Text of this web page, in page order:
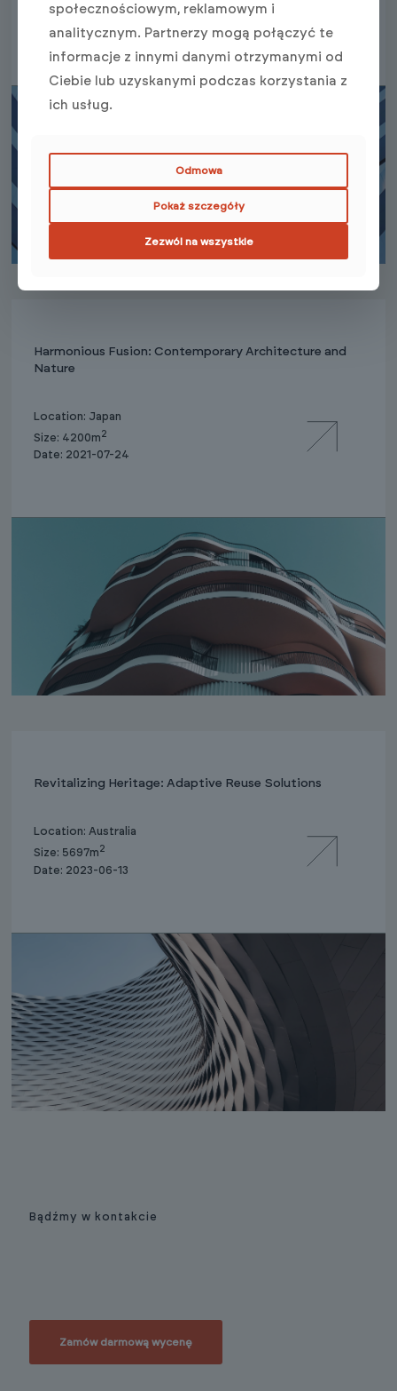
Size: 3100m
Harmonious Fusion: Contemporary Architecture and
Nature
Location: Japan
Size: 4200m2
Date: 2021-07-24
Revitalizing Heritage: Adaptive Reuse Solutions
Location: Australia
Size: 5697m2
Date: 2023-06-13
Bądźmy w kontakcie
Zamów darmową wycenę
społecznościowym, reklamowym i
analitycznym. Partnerzy mogą połączyć te
informacje z innymi danymi otrzymanymi od
Ciebie lub uzyskanymi podczas korzystania z
ich usług.
Odmowa
Pokaż szczegóły
Zezwól na wszystkie